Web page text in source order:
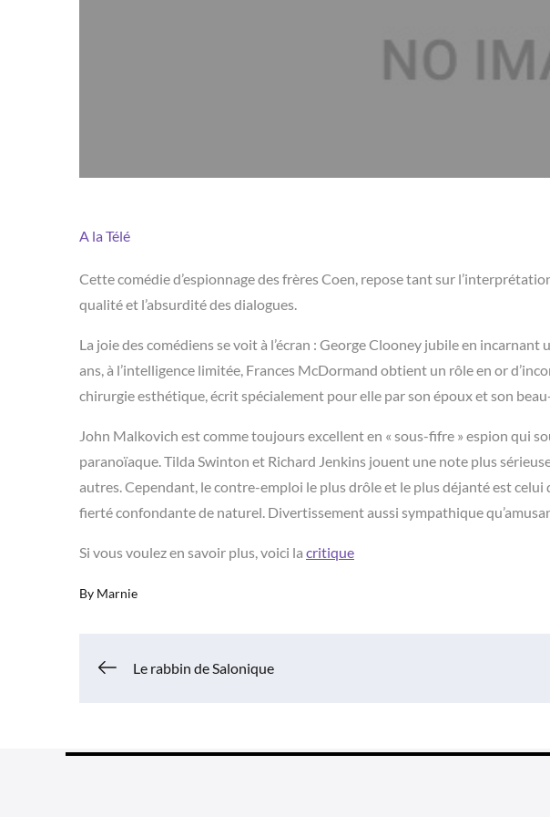
A la Télé
Cette comédie d’espionnage des frères Coen, repose tant sur
qualité et l’absurdité des dialogues.
La joie des comédiens se voit à l’écran : George Clooney jubile en
ans, à l’intelligence limitée, Frances McDormand obtient un rôle en or
chirurgie esthétique, écrit spécialement pour elle par son époux et son
John Malkovich est comme toujours excellent en « sous-fifre » espion qui
paranoïaque. Tilda Swinton et Richard Jenkins jouent une note plus
autres. Cependant, le contre-emploi le plus drôle et le plus déjanté est
fierté confondante de naturel. Divertissement aussi sympathique
Si vous voulez en savoir plus, voici la critique
By Marnie
Navigation
Le rabbin de Salonique